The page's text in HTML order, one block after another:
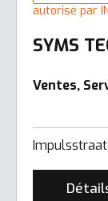
autorisé par
SYMS
Ventes,